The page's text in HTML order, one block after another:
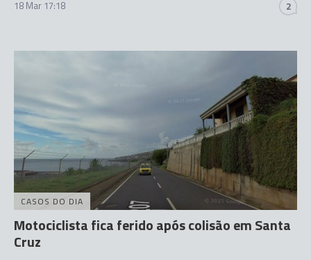
18 Mar 17:18 2
CASOS DO DIA
Motociclista fica ferido após colisão em Santa
Cruz